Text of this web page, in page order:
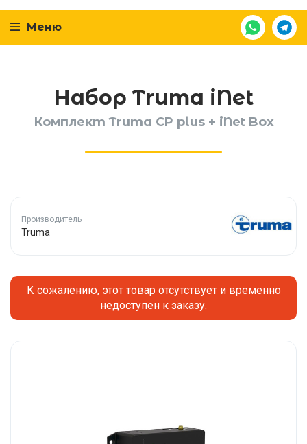
Меню
Набор Truma iNet
Комплект Truma CP plus + iNet Box
Производитель
Truma
К сожалению, этот товар отсутствует и временно
недоступен к заказу.